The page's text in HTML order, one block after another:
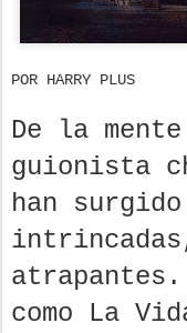
POR HARRY PLUS
De la
guionista
han
intrincadas,
como La